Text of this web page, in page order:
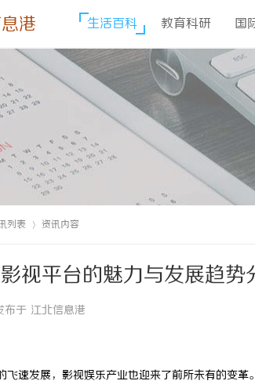
港 生活百科 教育科研 国
列表 资讯内容
视平台的魅力与发展趋势
于 江北信息港
飞速发展，影视娱乐产业也迎来了前所未有的变